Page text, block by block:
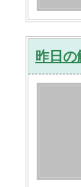
昨日の